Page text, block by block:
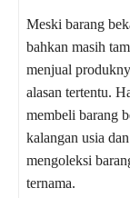
Meski barang
bahkan masih
menjual
alasan tertentu.
membeli barang
kalangan usia
mengoleksi
ternama.